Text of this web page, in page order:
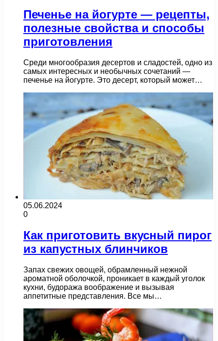
Печенье на йогурте — рецепты,
полезные свойства и способы
приготовления
Среди многообразия десертов и сладостей, одно из
самых интересных и необычных сочетаний —
печенье на йогурте. Это десерт, который может…
05.06.2024
0
Как приготовить вкусный пирог
из капустных блинчиков
Запах свежих овощей, обрамленный нежной
ароматной оболочкой, проникает в каждый уголок
кухни, будоража воображение и вызывая
аппетитные представления. Все мы…